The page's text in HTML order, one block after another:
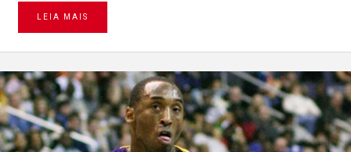
LEIA MAIS